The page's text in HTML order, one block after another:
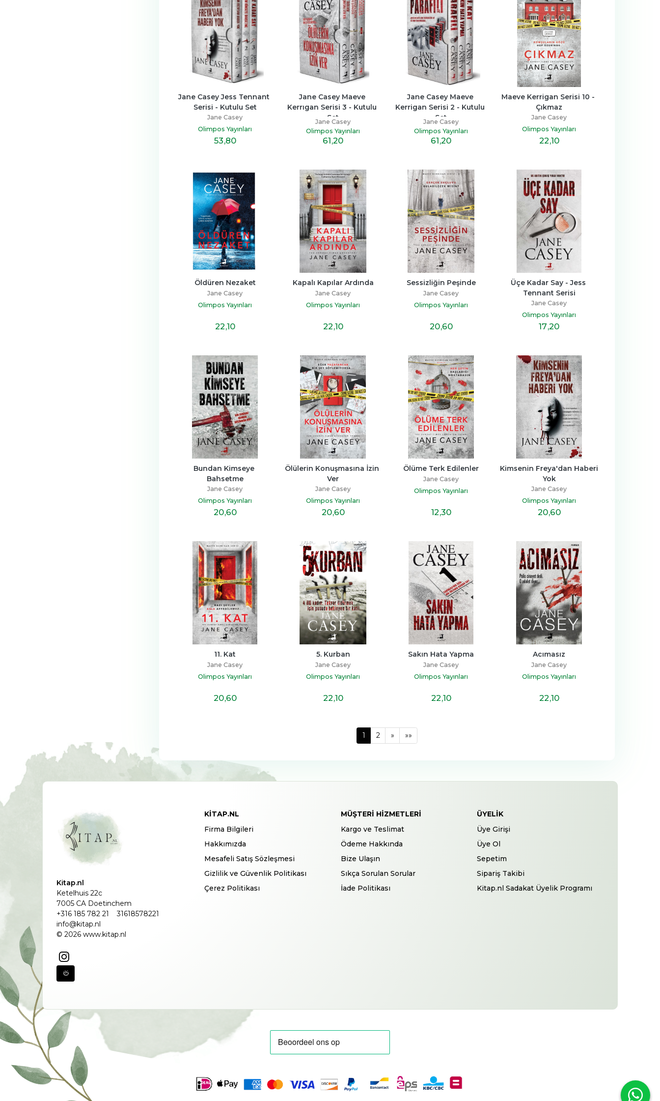
Jane Casey Jess Tennant
Serisi - Kutulu Set
Jane Casey
Olimpos Yayınları
53,80
Jane Casey Maeve
Kerrıgan Serisi 3 - Kutulu
Set
Jane Casey
Olimpos Yayınları
61,20
Jane Casey Maeve
Kerrigan Serisi 2 - Kutulu
Set
Jane Casey
Olimpos Yayınları
61,20
Maeve Kerrigan Serisi 10 -
Çıkmaz
Jane Casey
Olimpos Yayınları
22,10
Öldüren Nezaket
Jane Casey
Olimpos Yayınları
22,10
Kapalı Kapılar Ardında
Jane Casey
Olimpos Yayınları
22,10
Sessizliğin Peşinde
Jane Casey
Olimpos Yayınları
20,60
Üçe Kadar Say - Jess
Tennant Serisi
Jane Casey
Olimpos Yayınları
17,20
Bundan Kimseye
Bahsetme
Jane Casey
Olimpos Yayınları
20,60
Ölülerin Konuşmasına İzin
Ver
Jane Casey
Olimpos Yayınları
20,60
Ölüme Terk Edilenler
Jane Casey
Olimpos Yayınları
12,30
Kimsenin Freya'dan Haberi
Yok
Jane Casey
Olimpos Yayınları
20,60
11. Kat
Jane Casey
Olimpos Yayınları
20,60
5. Kurban
Jane Casey
Olimpos Yayınları
22,10
Sakın Hata Yapma
Jane Casey
Olimpos Yayınları
22,10
Acımasız
Jane Casey
Olimpos Yayınları
22,10
1 2 » »»
Kitap.nl
Ketelhuis 22c
7005 CA Doetinchem
+316 185 782 21
31618578221
info@kitap.nl
© 2026 www.kitap.nl
KITAP.NL
Firma Bilgileri
Hakkımızda
Mesafeli Satış Sözleşmesi
Gizlilik ve Güvenlik Politikası
Çerez Politikası
MÜŞTERI HIZMETLERI
Kargo ve Teslimat
Ödeme Hakkında
Bize Ulaşın
Sıkça Sorulan Sorular
İade Politikası
ÜYELIK
Üye Girişi
Üye Ol
Sepetim
Sipariş Takibi
Kitap.nl Sadakat Üyelik Programı